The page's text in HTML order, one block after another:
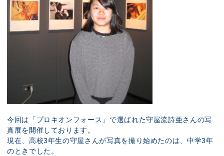
今回は「プロキオンフォース」で選ばれた守屋流詩亜さんの写
真展を開催しております。
現在、高校3年生の守屋さんが写真を撮り始めたのは、中学3年
のときでした。